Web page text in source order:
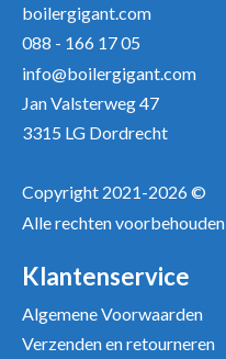
Uw recensie *
boilergigant.com
088 - 166 17 05
info@boilergigant.com
Jan Valsterweg 47
3315 LG Dordrecht
Copyright 2021-2026 ©
Alle rechten voorbehouden
Klantenservice
Algemene Voorwaarden
Verzenden en retourneren